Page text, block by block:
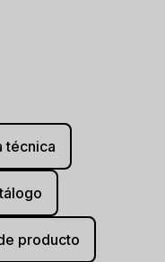
técnica
producto